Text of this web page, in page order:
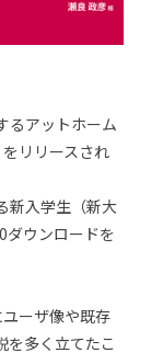
るアットホーム
リリースされ
新入学生（新大
ダウンロードを
ーザ像や既存
を多く立てたこ